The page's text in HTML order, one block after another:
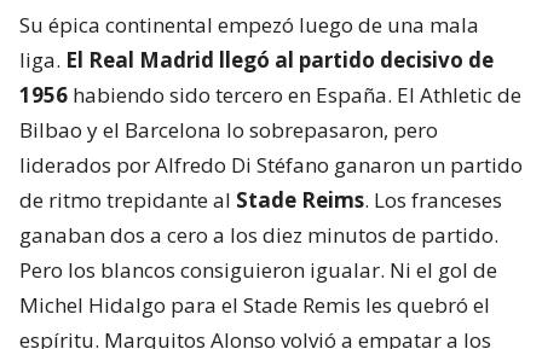
Su épica continental empezó luego de una mala
liga. El Real Madrid llegó al partido decisivo de
1956 habiendo sido tercero en España. El Athletic de
Bilbao y el Barcelona lo sobrepasaron, pero
liderados por Alfredo Di Stéfano ganaron un partido
de ritmo trepidante al Stade Reims. Los franceses
ganaban dos a cero a los diez minutos de partido.
Pero los blancos consiguieron igualar. Ni el gol de
Michel Hidalgo para el Stade Remis les quebró el
espíritu. Marquitos Alonso volvió a empatar a los